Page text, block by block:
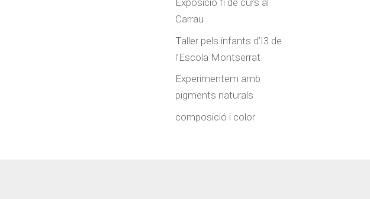
Exposició fi de curs al
Carrau
Taller pels infants d’I3 de
l’Escola Montserrat
Experimentem amb
pigments naturals
composició i color